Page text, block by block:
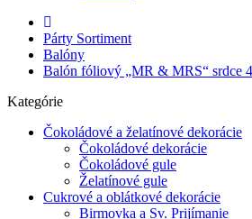
Párty Sortiment
Balóny
Balón fóliový „MR & MRS“ srdce
Kategórie
Čokoládové a želatínové dekorácie
Čokoládové dekorácie
Čokoládové gule
Želatínové gule
Cukrové a oblátkové dekorácie
Birmovka a Sv. Prijímanie